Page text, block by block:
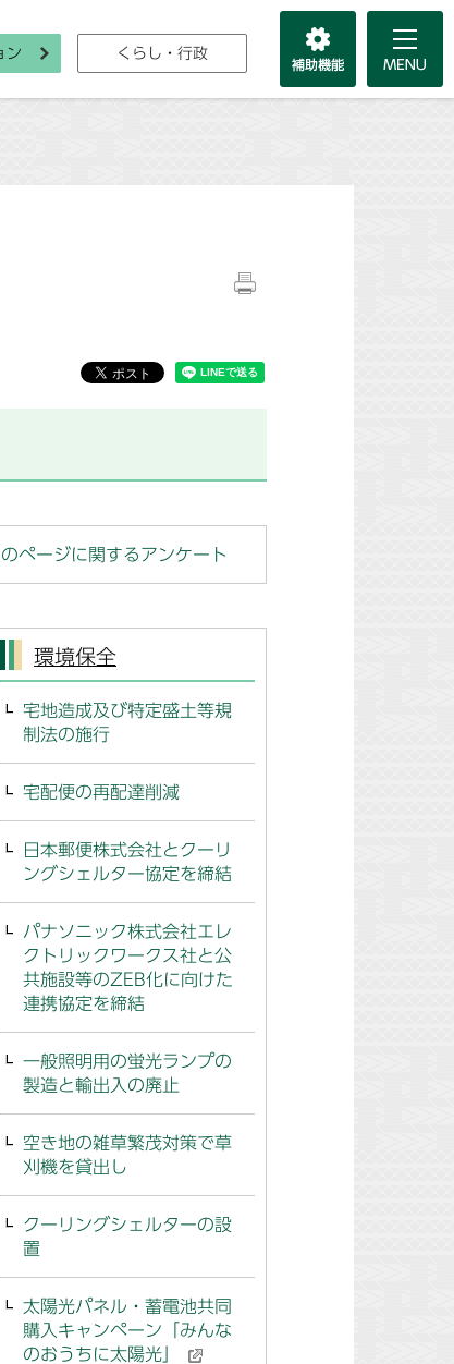
ン くらし・行政
のページに関するアンケート
環境保全
宅地造成及び特定盛土等規
制法の施行
宅配便の再配達削減
日本郵便株式会社とクーリ
ングシェルター協定を締結
パナソニック株式会社エレ
クトリックワークス社と公
共施設等のZEB化に向けた
連携協定を締結
一般照明用の蛍光ランプの
製造と輸出入の廃止
空き地の雑草繁茂対策で草
刈機を貸出し
クーリングシェルターの設
置
太陽光パネル・蓄電池共同
購入キャンペーン「みんな
のおうちに太陽光」